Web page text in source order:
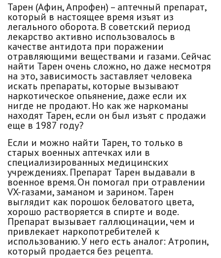
Тарен (Афин, Апрофен) – аптечный препарат,
который в настоящее время изъят из
легального оборота. В советский период
лекарство активно использовалось в
качестве антидота при поражении
отравляющими веществами и газами. Сейчас
найти Тарен очень сложно, но даже несмотря
на это, зависимость заставляет человека
искать препараты, которые вызывают
наркотическое опьянение, даже если их
нигде не продают. Но как же наркоманы
находят Тарен, если он был изъят с продажи
еще в 1987 году?
Если и можно найти Тарен, то только в
старых военных аптечках или в
специализированных медицинских
учреждениях. Препарат Тарен выдавали в
военное время. Он помогал при отравлении
VX-газами, заманом и зарином. Тарен
выглядит как порошок беловатого цвета,
хорошо растворяется в спирте и воде.
Препарат вызывает галлюцинации, чем и
привлекает наркопотребителей к
использованию. У него есть аналог: Атропин,
который продается без рецепта.